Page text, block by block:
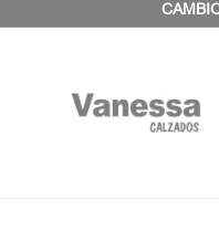
Panel de gestión de cookies